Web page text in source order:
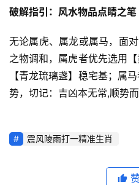
破解指引：风水物品点睛之笔
无论属虎、属龙或属马，面
之物调和，属虎者优先选用
【青龙琉璃盏】稳宅基；属
势，切记：吉凶本无常,顺势而
震风陵雨打一精准生肖